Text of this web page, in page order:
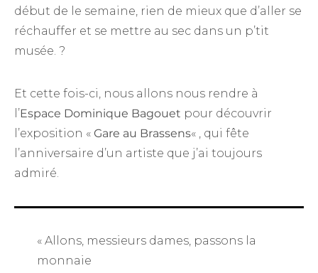
début de le semaine, rien de mieux que d’aller se
réchauffer et se mettre au sec dans un p’tit
musée. ?
Et cette fois-ci, nous allons nous rendre à
l’Espace Dominique Bagouet pour découvrir
l’exposition « Gare au Brassens« , qui fête
l’anniversaire d’un artiste que j’ai toujours
admiré.
« Allons, messieurs dames, passons la
monnaie